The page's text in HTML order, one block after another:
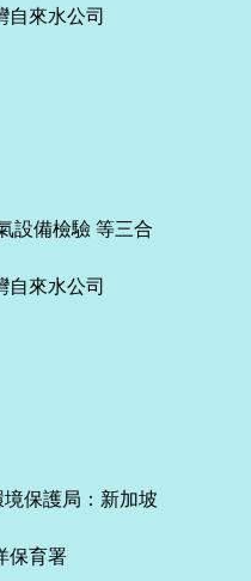
自來水公司
設備檢驗 等三合
自來水公司
保護局：新加坡
保育署